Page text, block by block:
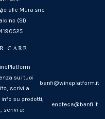
alle Mura snc
(SI)
CARE
sui tuoi
scrivi a:
banfi@wineplatform.it
su prodotti,
scrivi a:
enoteca@banfi.it